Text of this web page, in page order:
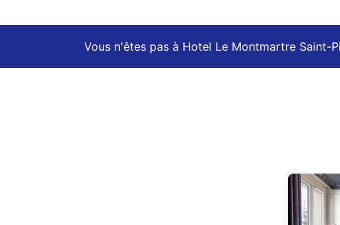
Vous n'êtes pas à Hotel Le Montmartre Saint-